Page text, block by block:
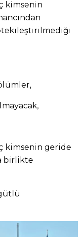
kimsenin
kimsenin geride
birlikte